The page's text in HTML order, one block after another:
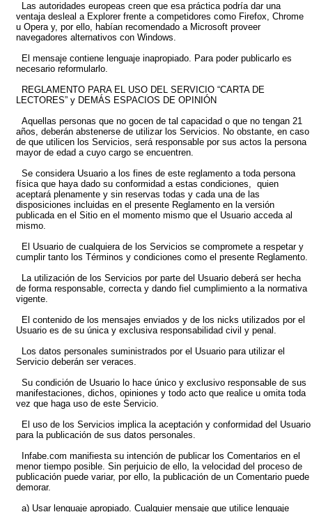
Las autoridades europeas creen que esa práctica podría dar una
ventaja desleal a Explorer frente a competidores como Firefox, Chrome
u Opera y, por ello, habían recomendado a Microsoft proveer
navegadores alternativos con Windows.
El mensaje contiene lenguaje inapropiado. Para poder publicarlo es
necesario reformularlo.
REGLAMENTO PARA EL USO DEL SERVICIO “CARTA DE
LECTORES” y DEMÁS ESPACIOS DE OPINIÓN
Aquellas personas que no gocen de tal capacidad o que no tengan 21
años, deberán abstenerse de utilizar los Servicios. No obstante, en caso
de que utilicen los Servicios, será responsable por sus actos la persona
mayor de edad a cuyo cargo se encuentren.
Se considera Usuario a los fines de este reglamento a toda persona
física que haya dado su conformidad a estas condiciones, quien
aceptará plenamente y sin reservas todas y cada una de las
disposiciones incluidas en el presente Reglamento en la versión
publicada en el Sitio en el momento mismo que el Usuario acceda al
mismo.
El Usuario de cualquiera de los Servicios se compromete a respetar y
cumplir tanto los Términos y condiciones como el presente Reglamento.
La utilización de los Servicios por parte del Usuario deberá ser hecha
de forma responsable, correcta y dando fiel cumplimiento a la normativa
vigente.
El contenido de los mensajes enviados y de los nicks utilizados por el
Usuario es de su única y exclusiva responsabilidad civil y penal.
Los datos personales suministrados por el Usuario para utilizar el
Servicio deberán ser veraces.
Su condición de Usuario lo hace único y exclusivo responsable de sus
manifestaciones, dichos, opiniones y todo acto que realice u omita toda
vez que haga uso de este Servicio.
El uso de los Servicios implica la aceptación y conformidad del Usuario
para la publicación de sus datos personales.
Infabe.com manifiesta su intención de publicar los Comentarios en el
menor tiempo posible. Sin perjuicio de ello, la velocidad del proceso de
publicación puede variar, por ello, la publicación de un Comentario puede
demorar.
a) Usar lenguaje apropiado. Cualquier mensaje que utilice lenguaje